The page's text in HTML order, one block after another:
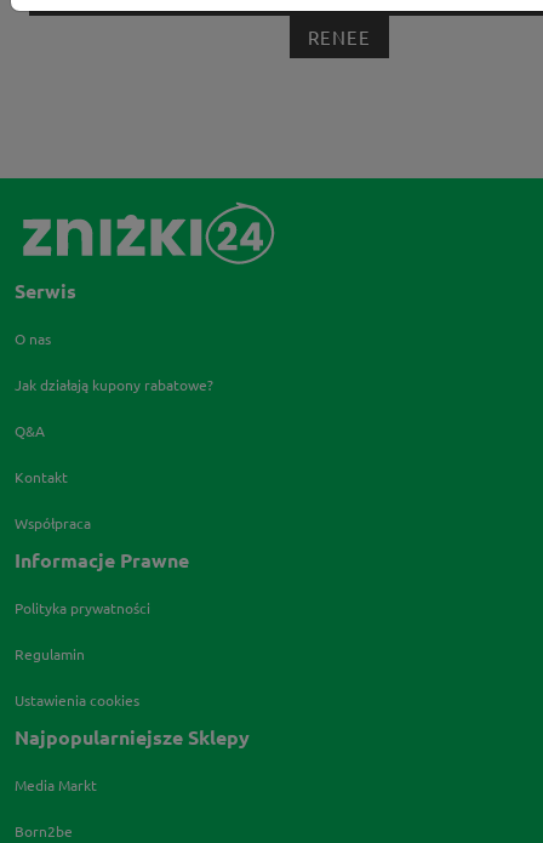
RENEE
Serwis
O nas
Jak działają kupony rabatowe?
Q&A
Kontakt
Współpraca
Informacje Prawne
Polityka prywatności
Regulamin
Ustawienia cookies
Najpopularniejsze Sklepy
Media Markt
Born2be